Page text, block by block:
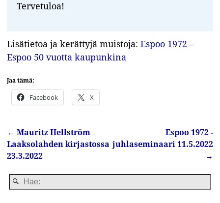
Tervetuloa!
Lisätietoa ja kerättyjä muistoja:Espoo 1972 –
Espoo 50 vuotta kaupunkina
Jaa tämä:
Facebook X
Artikkelin navigointi
← Mauritz Hellström
Laaksolahden kirjastossa
23.3.2022
Espoo 1972 -
juhlaseminaari 11.5.2022
→